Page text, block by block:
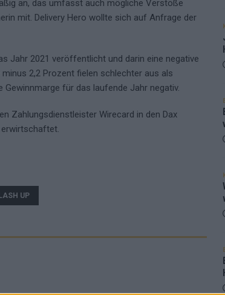
an, das umfasst auch mögliche Verstöße
mit. Delivery Hero wollte sich auf Anfrage der
Jahr 2021 veröffentlicht und darin eine negative
2,2 Prozent fielen schlechter aus als
für das laufende Jahr negativ.
Zahlungsdienstleister Wirecard in den Dax
erwirtschaftet.
UP